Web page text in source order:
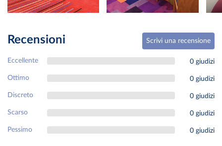
Recensioni Scrivi una recensione
Eccellente 0 giudizi
Ottimo 0 giudizi
Discreto 0 giudizi
Scarso 0 giudizi
Pessimo 0 giudizi